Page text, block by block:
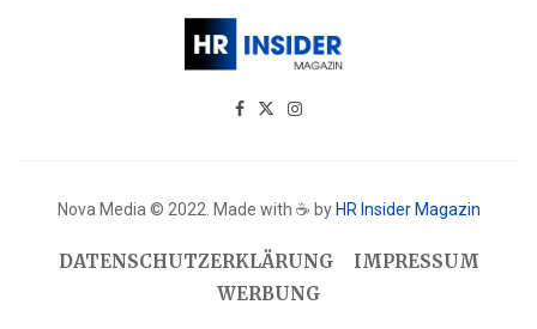
Nova Media © 2022. Made with ☕ by HR Insider Magazin
DATENSCHUTZERKLÄRUNG
IMPRESSUM
WERBUNG